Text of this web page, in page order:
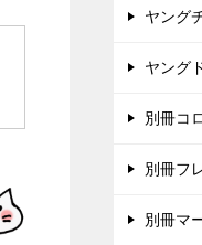
ヤング
ヤング
別冊コ
別冊フ
別冊マ